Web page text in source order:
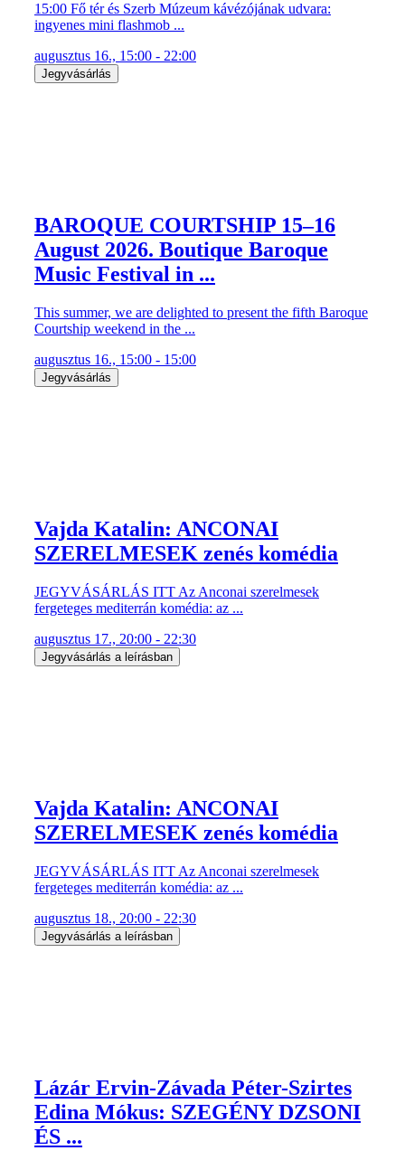
15:00 Fő tér és Szerb Múzeum kávézójának udvara:
ingyenes mini flashmob ...
augusztus 16., 15:00 - 22:00
Jegyvásárlás
BAROQUE COURTSHIP 15–16
August 2026. Boutique Baroque
Music Festival in ...
This summer, we are delighted to present the fifth Baroque
Courtship weekend in the ...
augusztus 16., 15:00 - 15:00
Jegyvásárlás
Vajda Katalin: ANCONAI
SZERELMESEK zenés komédia
JEGYVÁSÁRLÁS ITT Az Anconai szerelmesek
fergeteges mediterrán komédia: az ...
augusztus 17., 20:00 - 22:30
Jegyvásárlás a leírásban
Vajda Katalin: ANCONAI
SZERELMESEK zenés komédia
JEGYVÁSÁRLÁS ITT Az Anconai szerelmesek
fergeteges mediterrán komédia: az ...
augusztus 18., 20:00 - 22:30
Jegyvásárlás a leírásban
Lázár Ervin-Závada Péter-Szirtes
Edina Mókus: SZEGÉNY DZSONI
ÉS ...